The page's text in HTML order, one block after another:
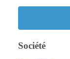
Société